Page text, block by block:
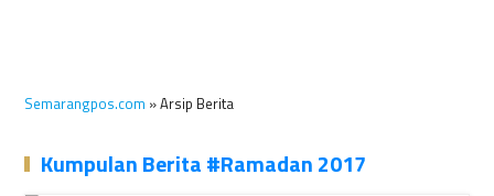
Semarangpos.com » Arsip Berita
Kumpulan Berita #Ramadan 2017